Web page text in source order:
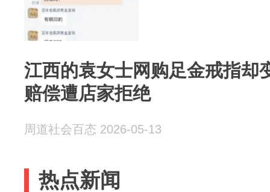
江西的袁女士网购足金戒指却
赔偿遭店家拒绝
周道社会百态 2026-05-13
热点新闻